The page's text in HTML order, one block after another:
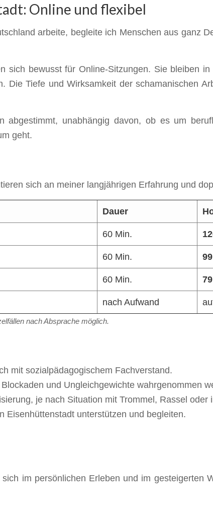
Online und flexibel
arbeite, begleite ich Menschen aus ganz
sich bewusst für Online-Sitzungen. Sie bleiben
Die Tiefe und Wirksamkeit der schamanischen
unabhängig davon, ob es um
geht.
sich an meiner langjährigen Erfahrung und
Dauer
60 Min.
60 Min.
60 Min.
nach Aufwand
nach Absprache möglich.
mit sozialpädagogischem Fachverstand.
und Ungleichgewichte wahrgenommen
je nach Situation mit Trommel, Rassel oder
Eisenhüttenstadt unterstützen und begleiten.
im persönlichen Erleben und im gesteigerten